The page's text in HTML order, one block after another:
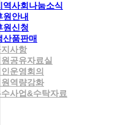
역사회나눔소식
원안내
원신청
산품판매
사항
공유자료실
운영회의
역량강화
사업&수탁자료